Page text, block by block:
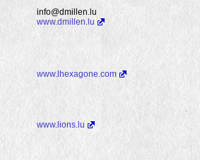
info@dmillen.lu
www.dmillen.lu
www.lhexagone.com
www.lions.lu